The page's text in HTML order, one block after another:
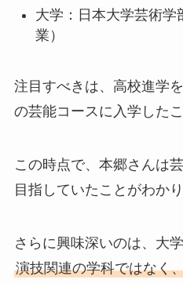
大学：日本大学芸術学
業）
注目すべきは、高校進学
の芸能コースに入学したこ
この時点で、本郷さんは
目指していたことがわかり
さらに興味深いのは、大
演技関連の学科ではなく